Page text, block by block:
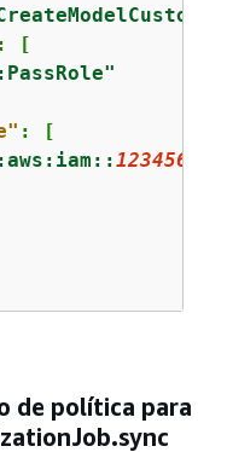
: [
: [
de política para